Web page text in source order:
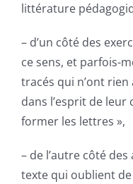
littérature
– d’un côté des
ce sens, et parfois-
tracés qui n’ont rien
dans l’esprit de
former les lettres »,
– de l’autre côté
texte qui oublient de